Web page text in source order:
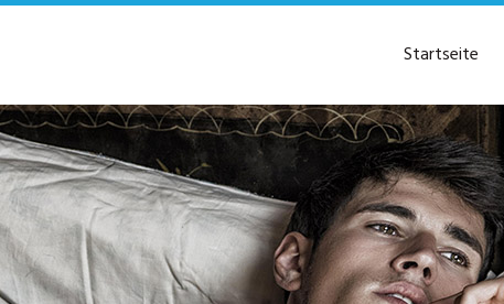
Startseite